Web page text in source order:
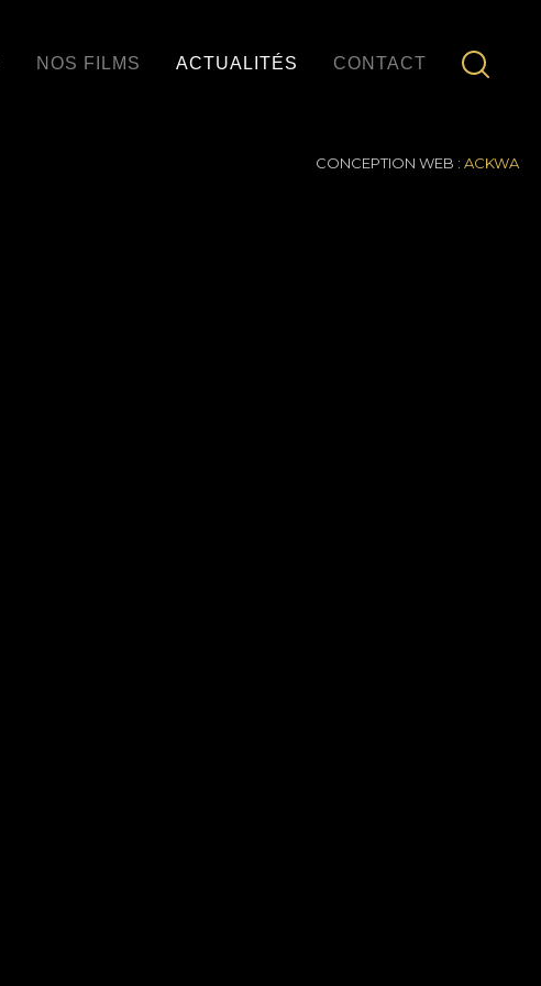
NOS FILMS ACTUALITÉS CONTACT
CONCEPTION WEB : ACKWA